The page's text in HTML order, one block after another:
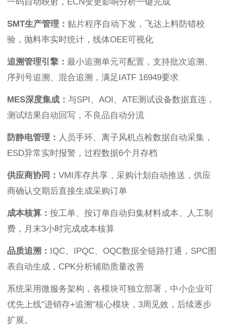
SMT生产管理： 贴片程序自动下发，飞达上料防错校
验，抛料率实时统计，线体OEE可视化
追溯管理引擎： 最小追溯单元可配置，支持批次追溯、
序列号追溯、混合追溯，满足IATF 16949要求
MES深度集成： 与SPI、AOI、ATE测试设备数据直连，
测试结果自动回写，不良品自动分流
防静电管理： 人员手环、离子风机点检数据自动采集，
ESD异常实时报警，过程数据6个月存档
供应商协同： VMI库存共享，采购计划自动推送，供应
商确认交期后直接生成采购订单
成本核算： 按工单、按订单自动归集材料成本、人工制
费，月末3小时完成成本核算
品质追溯： IQC、IPQC、OQC数据全链路打通，SPC图
表自动生成，CPK分析辅助质量改善
系统采用微服务架构，各模块可独立部署，中小企业可
优先上线"进销存+追溯"核心模块，3周见效，后续逐步
扩展。